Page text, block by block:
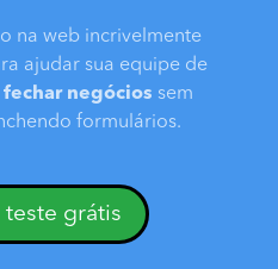
na web incrivelmente
ajudar sua equipe de
fechar negócios sem
formulários.
teste grátis